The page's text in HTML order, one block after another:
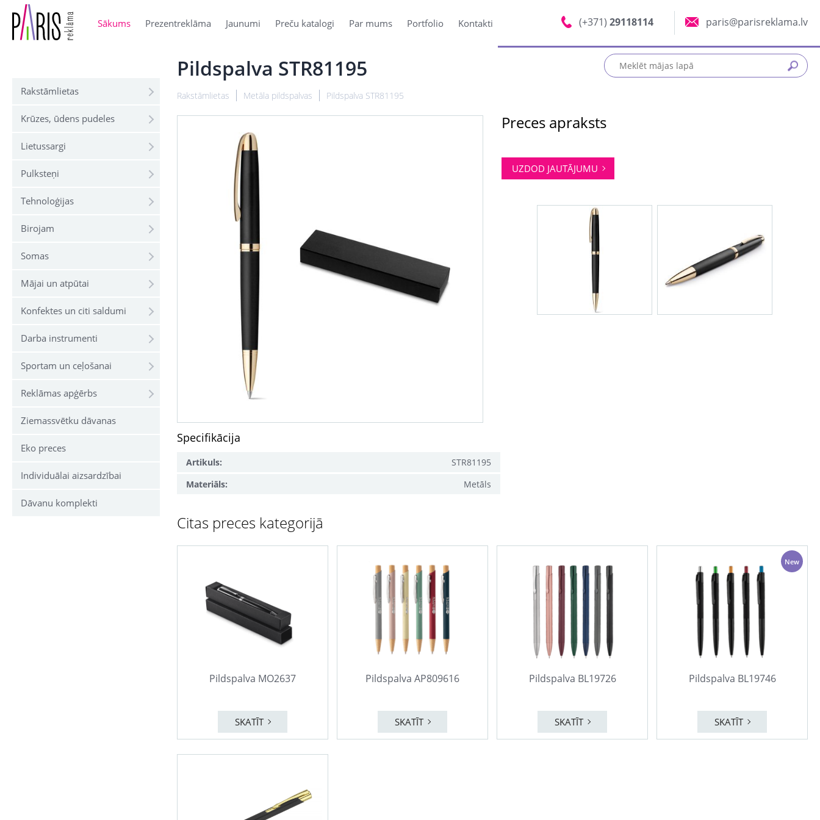
Sākums Prezentreklāma Jaunumi Preču katalogi Par mums Portfolio Kontakti (+371) 29118114 paris@parisreklama.lv
Rakstāmlietas
Krūzes, ūdens pudeles
Lietussargi
Pulksteņi
Tehnoloģijas
Birojam
Somas
Mājai un atpūtai
Konfektes un citi saldumi
Darba instrumenti
Sportam un ceļošanai
Reklāmas apģērbs
Ziemassvētku dāvanas
Eko preces
Individuālai aizsardzībai
Dāvanu komplekti
Pildspalva STR81195
Rakstāmlietas Metāla pildspalvas Pildspalva STR81195
Preces apraksts
UZDOD JAUTĀJUMU
Specifikācija
Artikuls:
STR81195
Materiāls:
Metāls
Citas preces kategorijā
Pildspalva MO2637
SKATĪT
Pildspalva AP809616
SKATĪT
Pildspalva BL19726
SKATĪT
New
Pildspalva BL19746
SKATĪT